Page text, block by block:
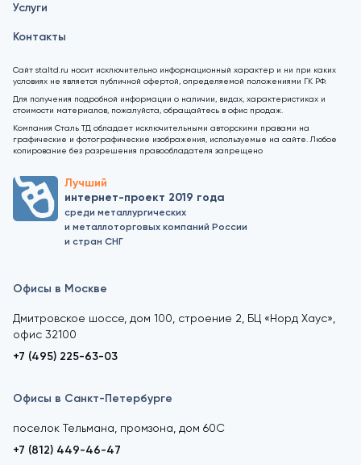
Услуги
Контакты
Сайт staltd.ru носит исключительно информационный характер и ни при каких
условиях не является публичной офертой, определяемой положениями ГК РФ.
Для получения подробной информации о наличии, видах, характеристиках и
стоимости материалов, пожалуйста, обращайтесь в офис продаж.
Компания Сталь ТД обладает исключительными авторскими правами на
графические и фотографические изображения, используемые на сайте. Любое
копирование без разрешения правообладателя запрещено
Лучший
интернет-проект 2019 года
среди металлургических
и металлоторговых компаний России
и стран СНГ
Офисы в Москве
Дмитровское шоссе, дом 100, строение 2, БЦ «Норд Хаус»,
офис 32100
+7 (495) 225-63-03
Офисы в Санкт-Петербурге
поселок Тельмана, промзона, дом 60С
+7 (812) 449-46-47